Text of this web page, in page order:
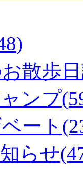
散歩
ンプ
ート
らせ